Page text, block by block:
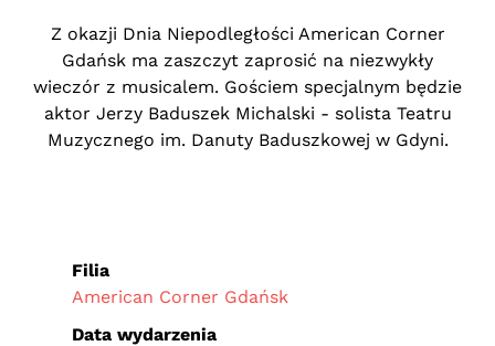
Z okazji Dnia Niepodległości American Corner
Gdańsk ma zaszczyt zaprosić na niezwykły
wieczór z musicalem. Gościem specjalnym będzie
aktor Jerzy Baduszek Michalski - solista Teatru
Muzycznego im. Danuty Baduszkowej w Gdyni.
Filia
American Corner Gdańsk
Data wydarzenia